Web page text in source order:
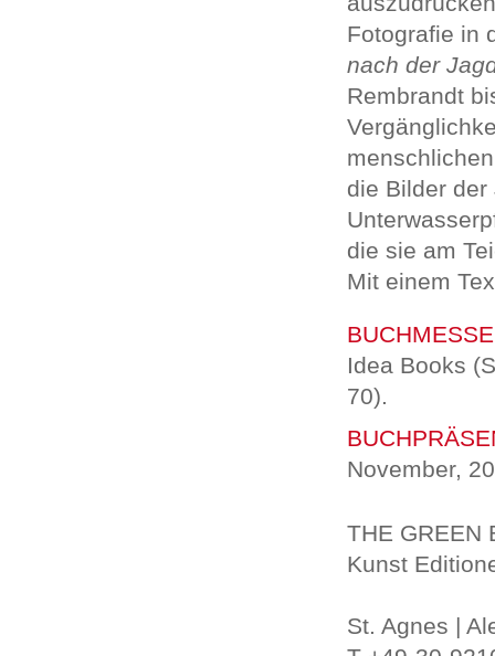
Fotografie in
nach der
Rembrandt
die Bilder
die sie am
Mit einem
Idea Books
70).
November,
THE GREEN
Kunst
St. Agnes |